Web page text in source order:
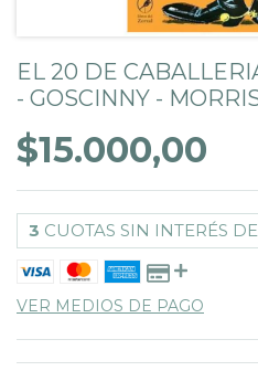
EL 20 DE
- GOSCINNY -
$15.000,00
3 CUOTAS SIN INTERÉS DE
VER MEDIOS DE PAGO